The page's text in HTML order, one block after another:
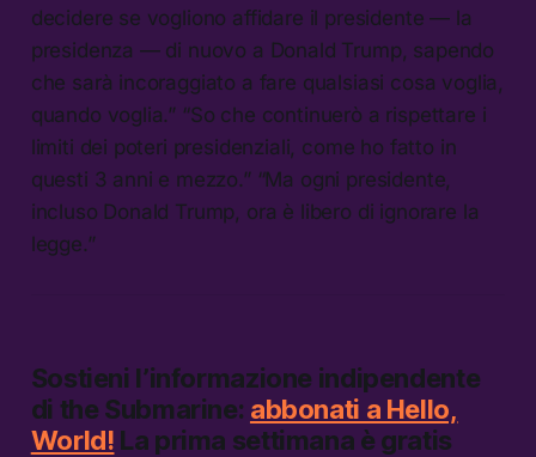
decidere se vogliono affidare il presidente — la
presidenza — di nuovo a Donald Trump, sapendo
che sarà incoraggiato a fare qualsiasi cosa voglia,
quando voglia.” “So che continuerò a rispettare i
limiti dei poteri presidenziali, come ho fatto in
questi 3 anni e mezzo.” “Ma ogni presidente,
incluso Donald Trump, ora è libero di ignorare la
legge.”
Sostieni l’informazione indipendente
di the Submarine: abbonati a Hello,
World! La prima settimana è gratis